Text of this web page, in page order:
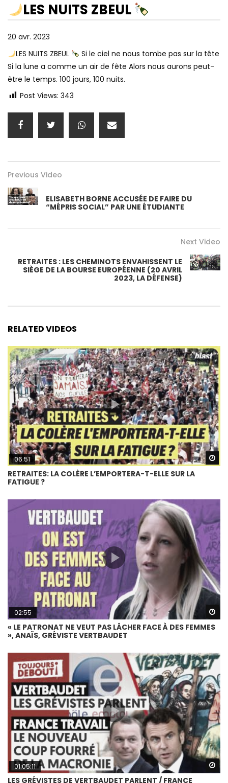
Watch Later
06:51
RETRAITES: LA COLÈRE
L’EMPORTERA-T-ELLE SUR LA
FATIGUE ?
ANAÏS, GRÉVISTE
LES NUITS ZBEUL
20 avr. 2023
LES NUITS ZBEUL
Si le ciel ne nous tombe pas sur la tête
Si la lune a comme un air de fête Alors nous aurons peut-
être le temps. 100 jours, 100 nuits.
Post Views: 343
Previous Video
ELISABETH BORNE ACCUSÉE DE FAIRE DU
“MÉPRIS SOCIAL” PAR UNE ÉTUDIANTE
Next Video
RETRAITES : LES CHEMINOTS ENVAHISSENT LE
SIÈGE DE LA BOURSE EUROPÉENNE (20 AVRIL
2023, LA DÉFENSE)
RELATED VIDEOS
06:51
RETRAITES: LA COLÈRE L’EMPORTERA-T-ELLE SUR LA
FATIGUE ?
02:55
« LE PATRONAT NE VEUT PAS LÂCHER FACE À DES FEMMES
», ANAÏS, GRÉVISTE VERTBAUDET
01:05:11
LES GRÉVISTES DE VERTBAUDET PARLENT / FRANCE